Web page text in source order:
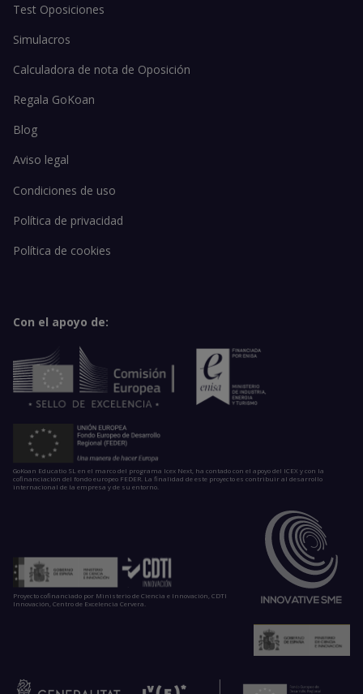
Test Oposiciones
Simulacros
Calculadora de nota de Oposición
Regala GoKoan
Blog
Aviso legal
Condiciones de uso
Política de privacidad
Política de cookies
Con el apoyo de:
GoKoan Educatio SL en el marco del programa Icex Next, ha contado con el apoyo del ICEX y con la
cofinanciación del fondo europeo FEDER. La finalidad de este proyecto es contribuir al desarrollo
internacional de la empresa y de su entorno.
Proyecto cofinanciado por Ministerio de Ciencia e Innovación, CDTI
Innovación, Centro de Excelencia Cervera.